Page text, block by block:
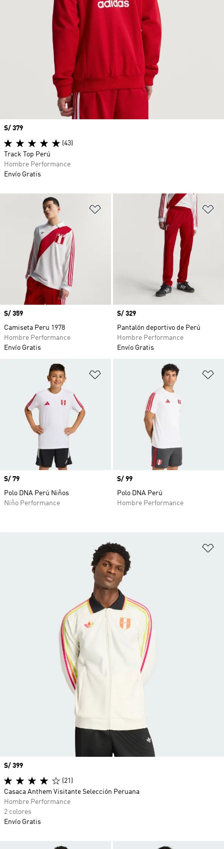
Añadir a la lista de deseos
Precio
S/ 359
Camiseta Peru 1978
Hombre Performance
Envío Gratis
Precio
S/ 329
Pantalón deportivo de Perú
Hombre Performance
Envío Gratis
Añadir a la lista de deseos
Precio
S/ 79
Polo DNA Perú Niños
Niño Performance
Precio
S/ 99
Polo DNA Perú
Hombre Performance
Precio
S/ 399
(21)
Casaca Anthem Visitante Selección Peruana
Hombre Performance
2 colores
Envío Gratis
Precio
S/ 379
(43)
Track Top Perú
Hombre Performance
Envío Gratis